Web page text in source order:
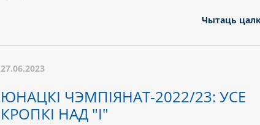
Чытаць
27.06.2023
ЮНАЦКІ ЧЭМПІЯНАТ-2022/23: УСЕ
КРОПКІ НАД "І"